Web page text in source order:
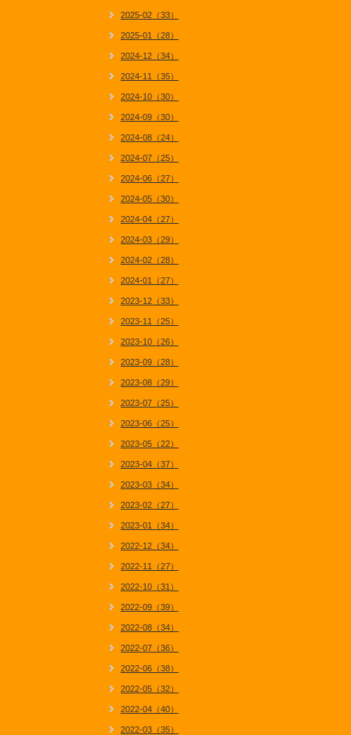
2025-02（33）
2025-01（28）
2024-12（34）
2024-11（35）
2024-10（30）
2024-09（30）
2024-08（24）
2024-07（25）
2024-06（27）
2024-05（30）
2024-04（27）
2024-03（29）
2024-02（28）
2024-01（27）
2023-12（33）
2023-11（25）
2023-10（26）
2023-09（28）
2023-08（29）
2023-07（25）
2023-06（25）
2023-05（22）
2023-04（37）
2023-03（34）
2023-02（27）
2023-01（34）
2022-12（34）
2022-11（27）
2022-10（31）
2022-09（39）
2022-08（34）
2022-07（36）
2022-06（38）
2022-05（32）
2022-04（40）
2022-03（35）